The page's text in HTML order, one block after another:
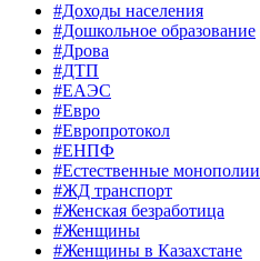
#Доходы населения
#Дошкольное образование
#Дрова
#ДТП
#ЕАЭС
#Евро
#Европротокол
#ЕНПФ
#Естественные монополии
#ЖД транспорт
#Женская безработица
#Женщины
#Женщины в Казахстане